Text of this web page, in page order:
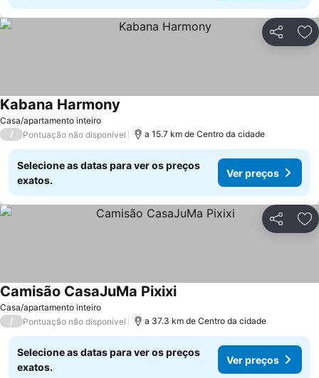
Partilhar
Casa/apartamento inteiro
Kabana Harmony
/ Pontuação não disponível a 15.7 km de Centro da cidade
Selecione as datas para ver os preços
exatos.
Ver preços
Partilhar
Casa/apartamento inteiro
Camisão CasaJuMa Pixixi
/ Pontuação não disponível a 37.3 km de Centro da cidade
Selecione as datas para ver os preços
exatos.
Ver preços